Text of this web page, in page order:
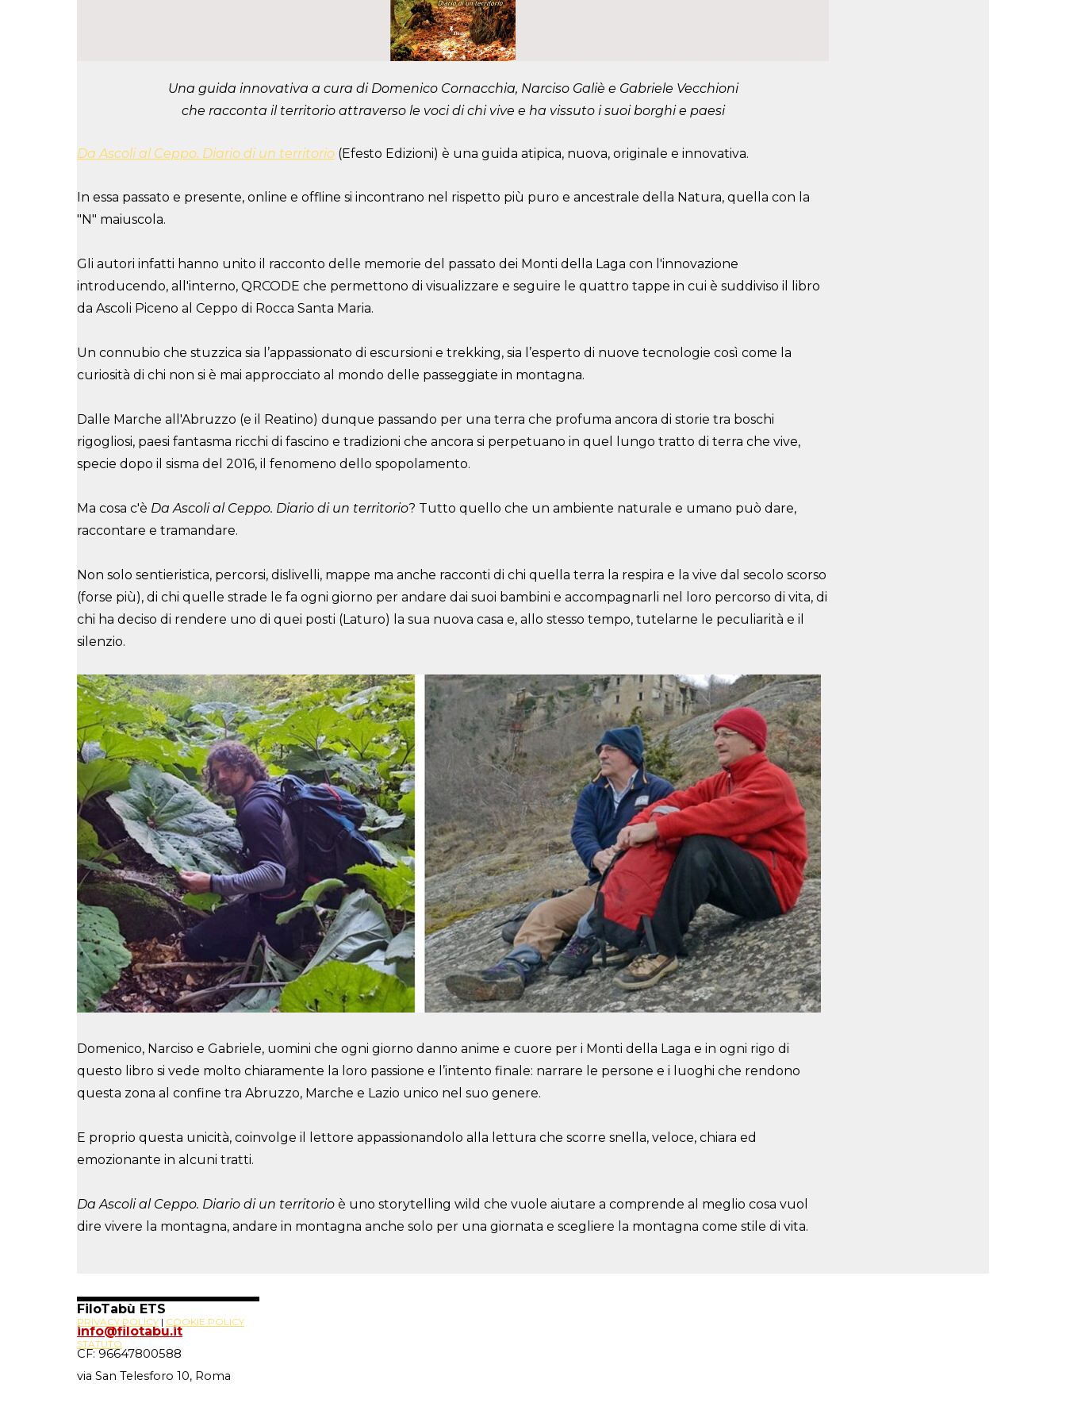
Una guida innovativa a cura di Domenico Cornacchia, Narciso Galiè e Gabriele Vecchioni
che racconta il territorio attraverso le voci di chi vive e ha vissuto i suoi borghi e paesi
Da Ascoli al Ceppo. Diario di un territorio (Efesto Edizioni) è una guida atipica, nuova, originale e innovativa.
In essa passato e presente, online e offline si incontrano nel rispetto più puro e ancestrale della Natura, quella con la
"N" maiuscola.
Gli autori infatti hanno unito il racconto delle memorie del passato dei Monti della Laga con l'innovazione
introducendo, all'interno, QRCODE che permettono di visualizzare e seguire le quattro tappe in cui è suddiviso il libro
da Ascoli Piceno al Ceppo di Rocca Santa Maria.
Un connubio che stuzzica sia l’appassionato di escursioni e trekking, sia l’esperto di nuove tecnologie così come la
curiosità di chi non si è mai approcciato al mondo delle passeggiate in montagna.
Dalle Marche all'Abruzzo (e il Reatino) dunque passando per una terra che profuma ancora di storie tra boschi
rigogliosi, paesi fantasma ricchi di fascino e tradizioni che ancora si perpetuano in quel lungo tratto di terra che vive,
specie dopo il sisma del 2016, il fenomeno dello spopolamento.
Ma cosa c'è Da Ascoli al Ceppo. Diario di un territorio? Tutto quello che un ambiente naturale e umano può dare,
raccontare e tramandare.
Non solo sentieristica, percorsi, dislivelli, mappe ma anche racconti di chi quella terra la respira e la vive dal secolo scorso
(forse più), di chi quelle strade le fa ogni giorno per andare dai suoi bambini e accompagnarli nel loro percorso di vita, di
chi ha deciso di rendere uno di quei posti (Laturo) la sua nuova casa e, allo stesso tempo, tutelarne le peculiarità e il
silenzio.
Domenico, Narciso e Gabriele, uomini che ogni giorno danno anime e cuore per i Monti della Laga e in ogni rigo di
questo libro si vede molto chiaramente la loro passione e l’intento finale: narrare le persone e i luoghi che rendono
questa zona al confine tra Abruzzo, Marche e Lazio unico nel suo genere.
E proprio questa unicità, coinvolge il lettore appassionandolo alla lettura che scorre snella, veloce, chiara ed
emozionante in alcuni tratti.
Da Ascoli al Ceppo. Diario di un territorio è uno storytelling wild che vuole aiutare a comprende al meglio cosa vuol
dire vivere la montagna, andare in montagna anche solo per una giornata e scegliere la montagna come stile di vita.
PRIVACY POLICY | COOKIE POLICY
STATUTO
FiloTabù ETS
info@filotabu.it
CF: 96647800588
via San Telesforo 10, Roma